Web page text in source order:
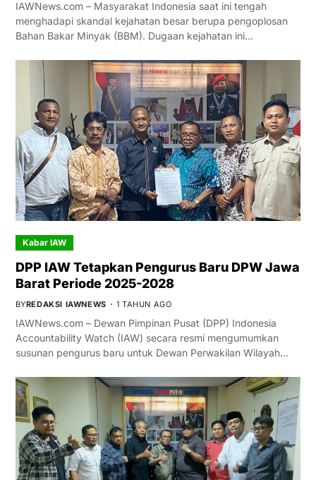
IAWNews.com – Masyarakat Indonesia saat ini tengah
menghadapi skandal kejahatan besar berupa pengoplosan
Bahan Bakar Minyak (BBM). Dugaan kejahatan ini…
Kabar IAW
DPP IAW Tetapkan Pengurus Baru DPW Jawa
Barat Periode 2025-2028
BYREDAKSI IAWNEWS 1 TAHUN AGO
IAWNews.com – Dewan Pimpinan Pusat (DPP) Indonesia
Accountability Watch (IAW) secara resmi mengumumkan
susunan pengurus baru untuk Dewan Perwakilan Wilayah…